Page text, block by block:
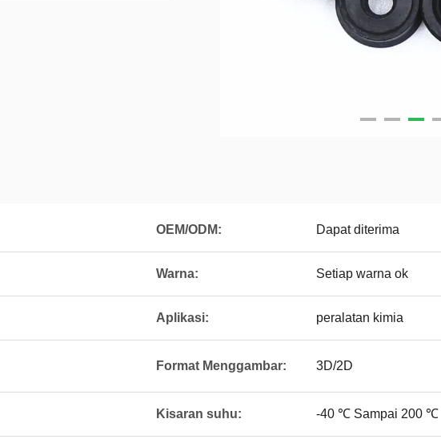
OEM/ODM: Dapat diterima
Warna: Setiap warna ok
Aplikasi: peralatan kimia
Format Menggambar: 3D/2D
Kisaran suhu: -40 ℃ Sampai 200 ℃